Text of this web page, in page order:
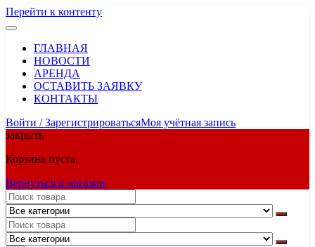
Перейти к контенту
ГЛАВНАЯ
НОВОСТИ
АРЕНДА
ОСТАВИТЬ ЗАЯВКУ
КОНТАКТЫ
Войти / ЗарегистрироватьсяМоя учётная запись
закрыть
Корзина пуста.
Вернуться в магазин